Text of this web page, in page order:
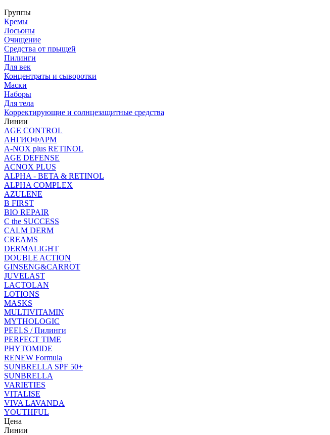
Группы
Кремы
Лосьоны
Очищение
Средства от прыщей
Пилинги
Для век
Концентраты и сыворотки
Маски
Наборы
Для тела
Корректирующие и солнцезащитные средства
Линии
AGE CONTROL
АНГИОФАРМ
A-NOX plus RETINOL
AGE DEFENSE
ACNOX PLUS
ALPHA - BETA & RETINOL
ALPHA COMPLEX
AZULENE
B FIRST
BIO REPAIR
C the SUCCESS
CALM DERM
CREAMS
DERMALIGHT
DOUBLE ACTION
GINSENG&CARROT
JUVELAST
LACTOLAN
LOTIONS
MASKS
MULTIVITAMIN
MYTHOLOGIC
PEELS / Пилинги
PERFECT TIME
PHYTOMIDE
RENEW Formula
SUNBRELLA SPF 50+
SUNBRELLA
VARIETIES
VITALISE
VIVA LAVANDA
YOUTHFUL
Цена
Линии